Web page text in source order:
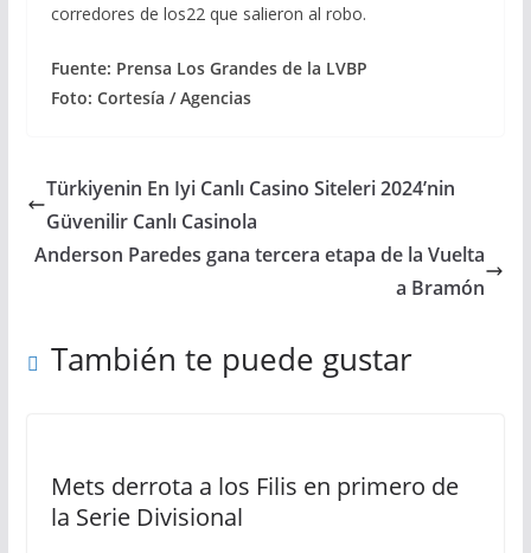
corredores de los22 que salieron al robo.
Fuente: Prensa Los Grandes de la LVBP
Foto: Cortesía / Agencias
Türkiyenin En Iyi Canlı Casino Siteleri 2024’nin ️
Güvenilir Canlı Casinola
Anderson Paredes gana tercera etapa de la Vuelta
a Bramón
También te puede gustar
Mets derrota a los Filis en primero de
la Serie Divisional